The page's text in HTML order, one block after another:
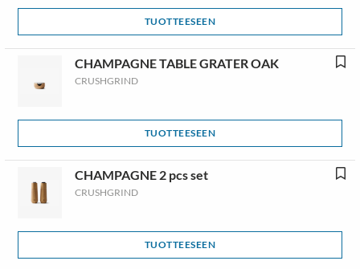
TUOTTEESEEN
CHAMPAGNE TABLE GRATER OAK
CRUSHGRIND
TUOTTEESEEN
CHAMPAGNE 2 pcs set
CRUSHGRIND
TUOTTEESEEN